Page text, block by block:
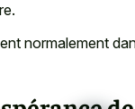
normalement